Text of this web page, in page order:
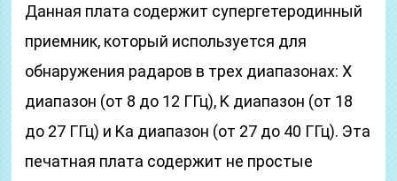
Данная плата содержит супергетеродинный
приемник, который используется для
обнаружения радаров в трех диапазонах: X
диапазон (от 8 до 12 ГГц), K диапазон (от 18
до 27 ГГц) и Ka диапазон (от 27 до 40 ГГц). Эта
печатная плата содержит не простые